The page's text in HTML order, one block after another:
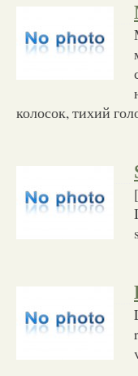
колосок, тихий